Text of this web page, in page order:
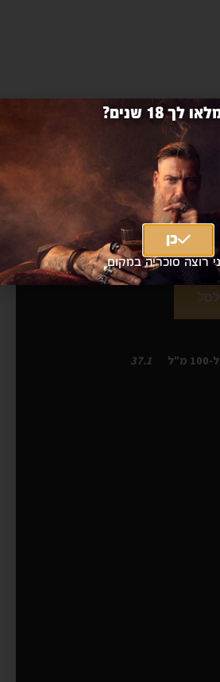
מ״לsingleton 15 Years
|
₪260מחיר אילת
מ"ל 37.1
לך 18 שנים?
כן
רוצה סוכריה במקום